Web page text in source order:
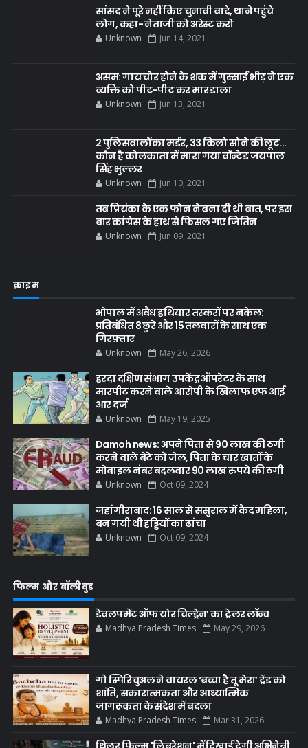
सांसद ने पूरे नहीं किए चुनावी वादे, थाने पहुंचे
लोग, कहा- नेताजी को अरेस्ट करो
Unknown Jun 14, 2021
असम: गाय चोर होने के शक में गुस्साई भीड़ ने एक
व्यक्ति को पीट-पीट कर मार डाला
Unknown Jun 13, 2021
2 पुलिसवालों का मर्डर, 33 किलो सोने की लूट...
कौन है कोलकाता में मारा गया वॉन्टेड जयपाल
सिंह भुल्लर
Unknown Jun 10, 2021
तब प्रियंका के एक फोन ने बना दी थी बात, पर इस
बार कांग्रेस के हाथ से फिसल गए जितिन
Unknown Jun 09, 2021
क्राइम
भोपाल में अवैध हथियार तस्करों पर नकेल:
प्रतिबंधित 8 छुरे और 15 तलवारों के साथ एक
गिरफ़्तार
Unknown May 26, 2026
हरदा दक्षिण संभाग उपकेंद्र ऑपरेटर के साथ
मारपीट करने वाले आरोपी के खिलाफ एफ आई
आर दर्ज
Unknown May 19, 2025
Damoh news: अपने पिता से 90 लाख की ठगी
करने वाले बेटे को जेल, पिता के चार खातों के
मोबाइल नंबर बदलवार 90 लाख रुपये की ठगी
Unknown Oct 09, 2024
जहांगीराबाद: 16 साल से ससुराल में कैद महिला,
बन गयी थी हड्डियों का ढांचा
Unknown Oct 09, 2024
फिल्म और बॉलीवुड
डेवलपमेंट ऑफ योर चिल्ड्रेन’ का ट्रेलर लॉन्च
Madhya Pradesh Times May 29, 2026
गो स्पिरिचुअल ने वायरल ‘बच्चा है तू मेरा’ ट्रेंड को
शांति, सकारात्मकता और आध्यात्मिक
जागरूकता के संदेश में बदला
Madhya Pradesh Times Mar 31, 2026